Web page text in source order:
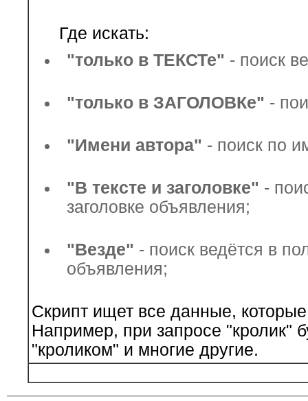
Где искать:
"только в ТЕКСТе" - поиск
"только в ЗАГОЛОВКе" -
"Имени автора" - поиск по
"В тексте и заголовке" -
заголовке объявления;
"Везде" - поиск ведётся в
объявления;
Скрипт ищет все данные,
Например, при запросе "кролик"
"кроликом" и многие другие.